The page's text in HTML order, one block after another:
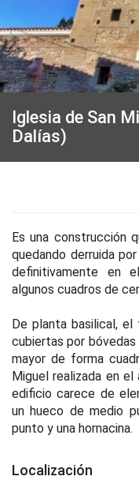
Iglesia de San
Dalías)
Es una construcción
quedando derruida
definitivamente en
algunos cuadros de
De planta basilical,
cubiertas por
mayor de forma
Miguel realizada en el
edificio carece de
un hueco de medio
punto y una hornacina.
Localización